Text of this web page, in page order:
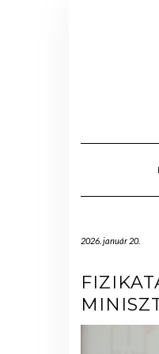
2026. január 20.